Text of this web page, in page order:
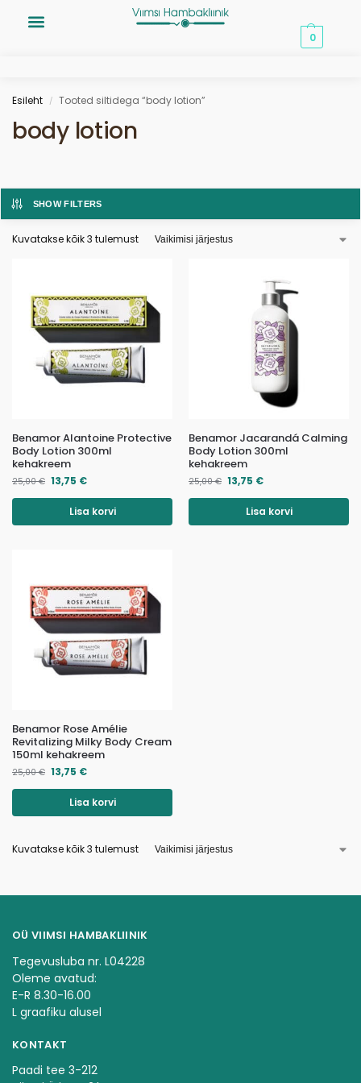
0
Esileht / Tooted siltidega “body lotion”
body lotion
SHOW FILTERS
Kuvatakse kõik 3 tulemust
Benamor Alantoine Protective
Body Lotion 300ml
kehakreem
25,00€ 13,75 €
Lisa korvi
Benamor Jacarandá Calming
Body Lotion 300ml
kehakreem
25,00€ 13,75 €
Lisa korvi
Benamor Rose Amélie
Revitalizing Milky Body Cream
150ml kehakreem
25,00€ 13,75 €
Lisa korvi
Kuvatakse kõik 3 tulemust
OÜ VIIMSI HAMBAKLIINIK
Tegevusluba nr. L04228
Oleme avatud:
E-R 8.30-16.00
L graafiku alusel
KONTAKT
Paadi tee 3-212